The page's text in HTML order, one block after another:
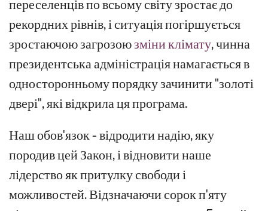
переселенців по всьому світу зростає до
рекордних рівнів, і ситуація погіршується
зростаючою загрозоюзміни клімату, чинна
президентська адміністрація намагається в
односторонньому порядку зачинити "золоті
двері", які відкрила ця програма.
Наш обов'язок - відродити надію, яку
породив цей Закон, і відновити наше
лідерство як притулку свободи і
можливостей. Відзначаючи сорок п'яту